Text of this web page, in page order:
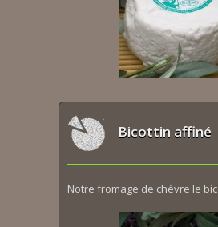
Bicottin affiné
Notre fromage de chèvre le